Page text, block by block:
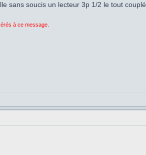
sans soucis un lecteur 3p 1/2 le tout
à ce message.